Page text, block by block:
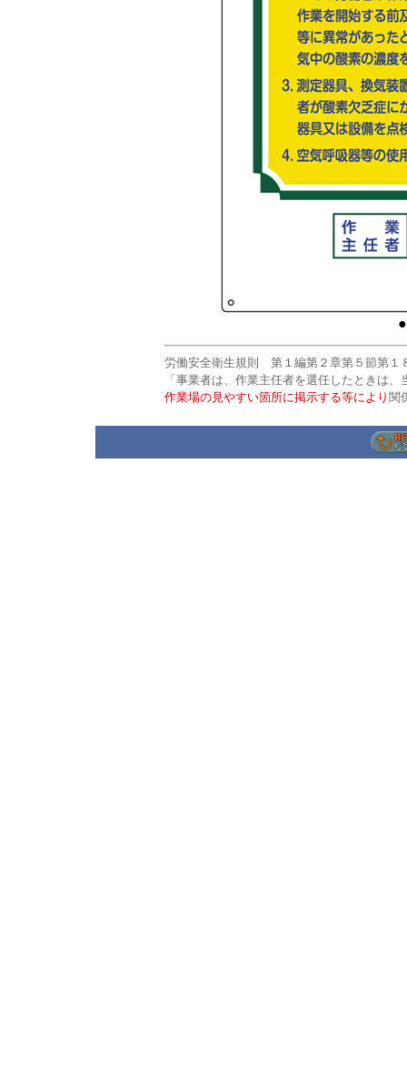
労働安全衛生規則 第１編第２章第５節第１
「事業者は、作業主任者を選任したときは
作業場の見やすい箇所に掲示する等により 関